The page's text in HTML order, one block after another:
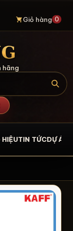
Giỏ hàng 0
hãng
TIN TỨCDỰ ÁN